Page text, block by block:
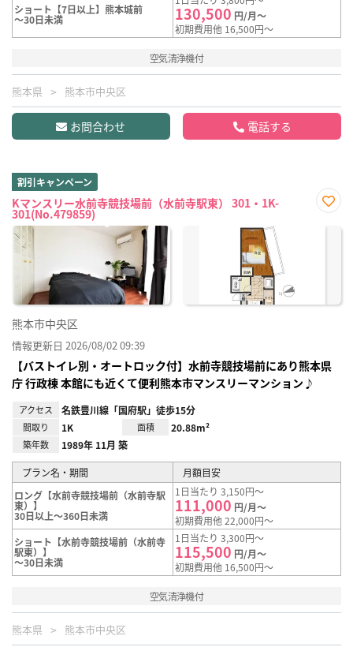
ショート【7日以上】熊本城前
～30日未満 130,500 円/月～
初期費用他 16,500円～
空気清浄機付
熊本県 熊本市中央区
お問合わせ 電話する
割引キャンペーン
Kマンスリー水前寺競技場前（水前寺駅東） 301・1K-
301(No.479859)
に入
熊本市中央区
情報更新日 2026/08/02 09:39
【バストイレ別・オートロック付】水前寺競技場前にあり熊本県
庁 行政棟 本館にも近くて便利熊本市マンスリーマンション♪
アクセス 名鉄豊川線「国府駅」徒歩15分
間取り 1K 面積 20.88m²
築年数 1989年 11月 築
プラン名・期間
月額目安
ロング【水前寺競技場前（水前寺駅
東）】
30日以上～360日未満
1日当たり 3,150円～
111,000 円/月～
初期費用他 22,000円～
ショート【水前寺競技場前（水前寺
駅東）】
～30日未満
1日当たり 3,300円～
115,500 円/月～
初期費用他 16,500円～
空気清浄機付
熊本県 熊本市中央区